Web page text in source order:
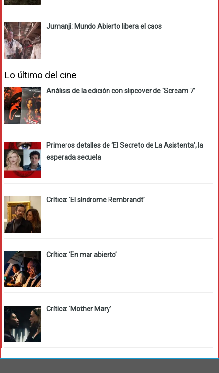
Jumanji: Mundo Abierto libera el caos
Lo último del cine
Análisis de la edición con slipcover de ‘Scream 7’
Primeros detalles de ‘El Secreto de La Asistenta’, la
esperada secuela
Crítica: ‘El síndrome Rembrandt’
Crítica: ‘En mar abierto’
Crítica: ‘Mother Mary’